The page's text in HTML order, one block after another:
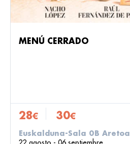
MENÚ CERRADO
28€ 30€
Euskalduna-Sala 0B Aretoa